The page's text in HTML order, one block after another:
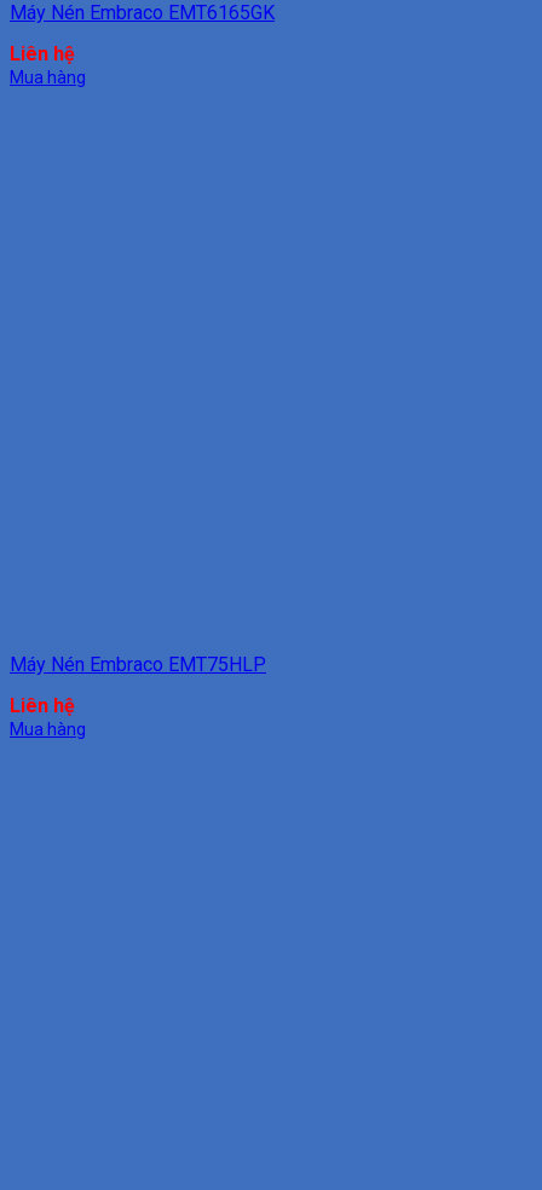
Máy Nén Embraco EMT6165GK
Liên hệ
Mua hàng
Máy Nén Embraco EMT75HLP
Liên hệ
Mua hàng